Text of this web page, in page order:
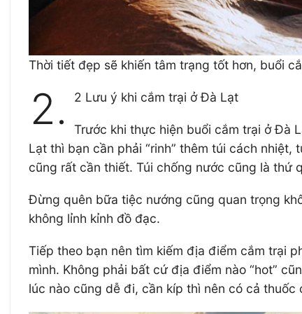
Thời tiết đẹp sẽ khiến tâm trạng tốt hơn, buổi
2. 2 Lưu ý khi cắm trại ở Đà Lạt
Trước khi thực hiện buổi cắm trại ở Đà
Lạt thì bạn cần phải “rinh” thêm túi cách
cũng rất cần thiết. Túi chống nước cũng là thứ
Đừng quên bữa tiệc nướng cũng quan trọng
không lỉnh kỉnh đồ đạc.
Tiếp theo bạn nên tìm kiếm địa điểm cắm trại
mình. Không phải bất cứ địa điểm nào “hot”
lúc nào cũng dễ đi, cần kíp thì nên có cả